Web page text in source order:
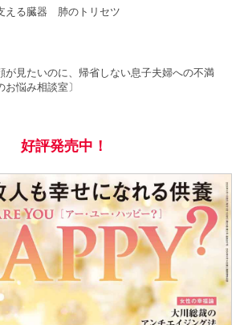
える臓器 肺のトリセツ
が見たいのに、帰省しない息子夫婦への不満
お悩み相談室〕
好評発売中！